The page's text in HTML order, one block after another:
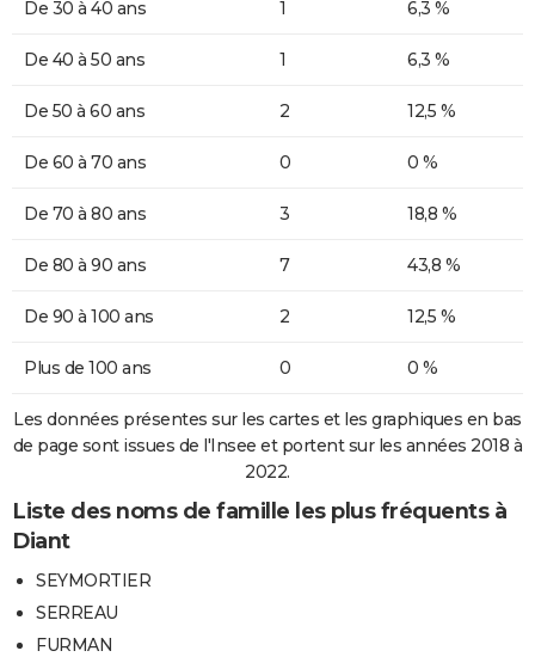
De 30 à 40 ans 1 6,3 %
De 40 à 50 ans 1 6,3 %
De 50 à 60 ans 2 12,5 %
De 60 à 70 ans 0 0 %
De 70 à 80 ans 3 18,8 %
De 80 à 90 ans 7 43,8 %
De 90 à 100 ans 2 12,5 %
Plus de 100 ans 0 0 %
Les données présentes sur les cartes et les graphiques en bas
de page sont issues de l'Insee et portent sur les années 2018 à
2022.
Liste des noms de famille les plus fréquents à
Diant
SEYMORTIER
SERREAU
FURMAN